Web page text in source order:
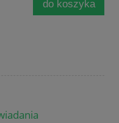
do koszyka